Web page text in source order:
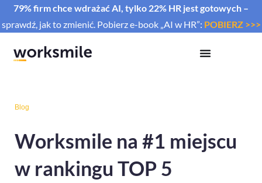
79% firm chce wdrażać AI, tylko 22% HR jest gotowych –
sprawdź, jak to zmienić. Pobierz e-book „AI w HR”: POBIERZ >>>
Blog
Worksmile na #1 miejscu
w rankingu TOP 5